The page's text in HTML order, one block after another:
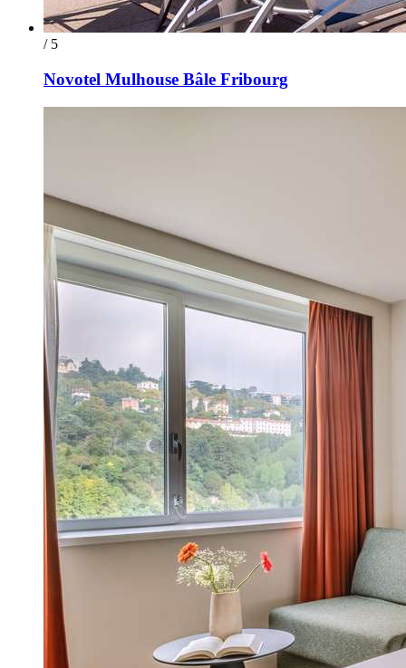
/ 5
Novotel Mulhouse Bâle Fribourg